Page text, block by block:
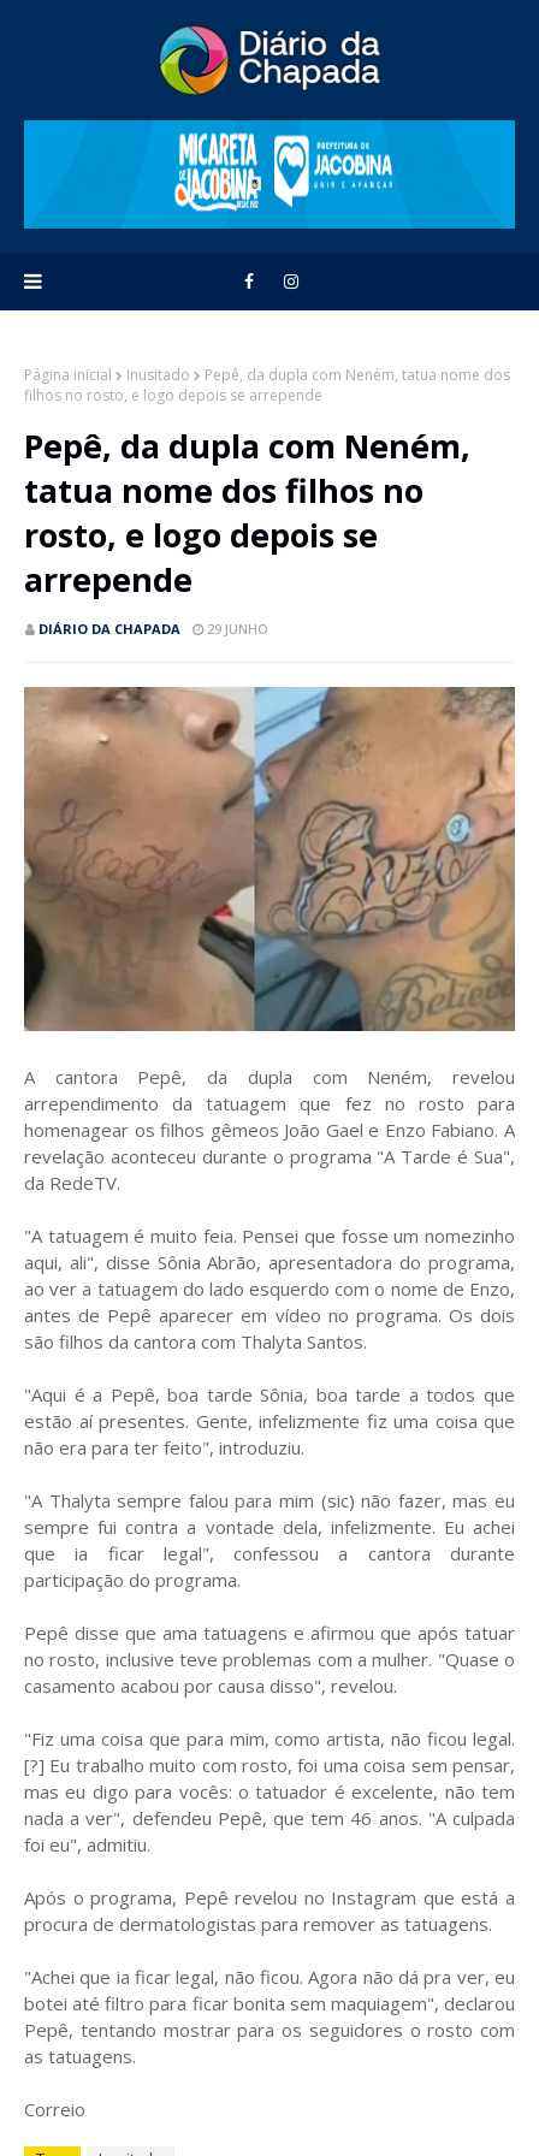
Página inicial Inusitado
Pepê, da dupla com Neném, tatua nome dos
filhos no rosto, e logo depois se arrepende
Pepê, da dupla com Neném,
tatua nome dos filhos no
rosto, e logo depois se
arrepende
DIÁRIO DA CHAPADA 29 JUNHO
A cantora Pepê, da dupla com Neném, revelou
arrependimento da tatuagem que fez no rosto para
homenagear os filhos gêmeos João Gael e Enzo Fabiano. A
revelação aconteceu durante o programa "A Tarde é Sua",
da RedeTV.
"A tatuagem é muito feia. Pensei que fosse um nomezinho
aqui, ali", disse Sônia Abrão, apresentadora do programa,
ao ver a tatuagem do lado esquerdo com o nome de Enzo,
antes de Pepê aparecer em vídeo no programa. Os dois
são filhos da cantora com Thalyta Santos.
"Aqui é a Pepê, boa tarde Sônia, boa tarde a todos que
estão aí presentes. Gente, infelizmente fiz uma coisa que
não era para ter feito", introduziu.
"A Thalyta sempre falou para mim (sic) não fazer, mas eu
sempre fui contra a vontade dela, infelizmente. Eu achei
que ia ficar legal", confessou a cantora durante
participação do programa.
Pepê disse que ama tatuagens e afirmou que após tatuar
no rosto, inclusive teve problemas com a mulher. "Quase o
casamento acabou por causa disso", revelou.
"Fiz uma coisa que para mim, como artista, não ficou legal.
[?] Eu trabalho muito com rosto, foi uma coisa sem pensar,
mas eu digo para vocês: o tatuador é excelente, não tem
nada a ver", defendeu Pepê, que tem 46 anos. "A culpada
foi eu", admitiu.
Após o programa, Pepê revelou no Instagram que está a
procura de dermatologistas para remover as tatuagens.
"Achei que ia ficar legal, não ficou. Agora não dá pra ver, eu
botei até filtro para ficar bonita sem maquiagem", declarou
Pepê, tentando mostrar para os seguidores o rosto com
as tatuagens.
Correio